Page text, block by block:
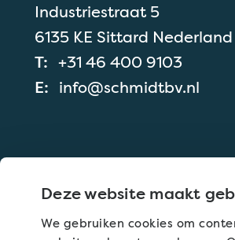
Deze website maakt
We gebruiken cookies om
Industriestraat 5
6135 KE Sittard Nederland
T:
+31 46 400 9103
E:
info@schmidtbv.nl